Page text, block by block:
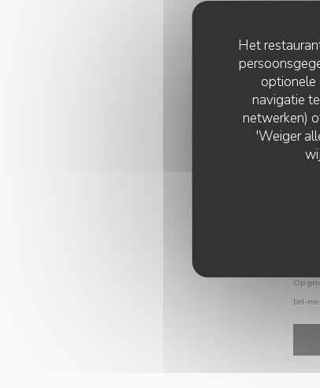
Het
optionele
navigatie
netwerken)
'Weiger
Op
bel-